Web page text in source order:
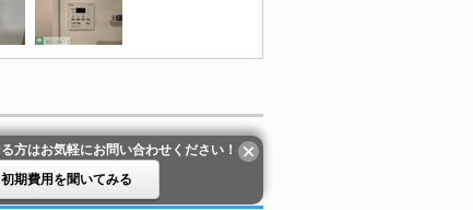
方はお気軽にお問い合わせください！
初期費用を聞いてみる